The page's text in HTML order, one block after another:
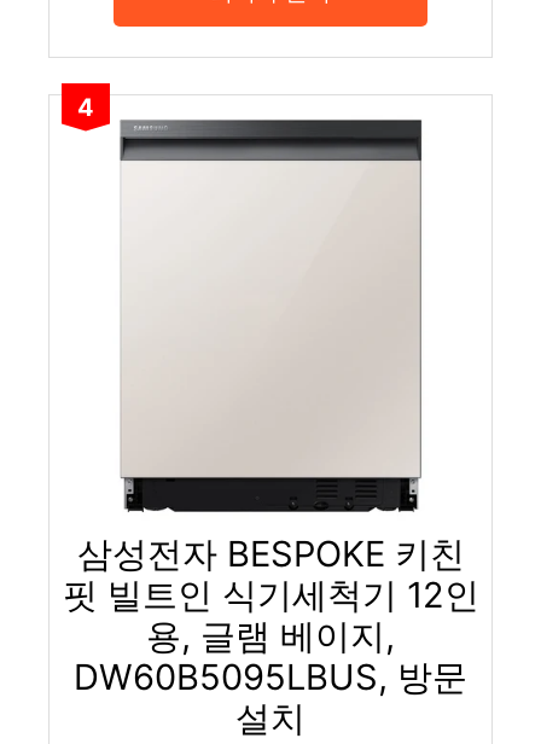
4
삼성전자 BESPOKE 키친
핏 빌트인 식기세척기 12인
용, 글램 베이지,
DW60B5095LBUS, 방문
설치